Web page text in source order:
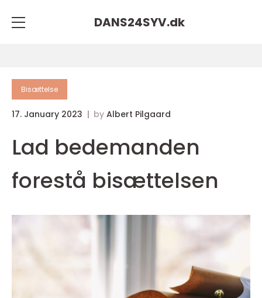
DANS24SYV.dk
Bisættelse
17. January 2023 by Albert Pilgaard
Lad bedemanden
forestå bisættelsen